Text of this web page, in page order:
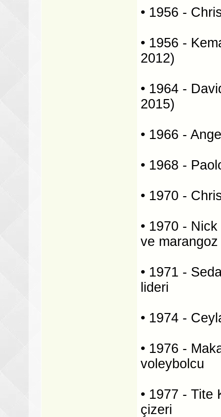
• 1956 -
• 1956 -
2012)
• 1964 -
2015)
• 1966 -
• 1968 -
• 1970 -
• 1970 -
ve marangoz
• 1971 -
lideri
• 1974 -
• 1976 -
voleybolcu
• 1977 - Tite
çizeri